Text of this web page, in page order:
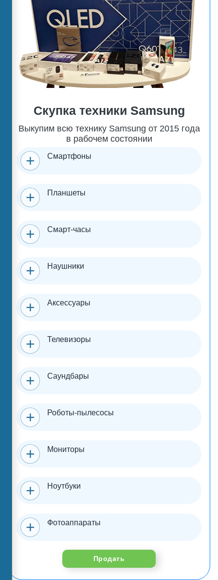
Скупка техники Samsung
Выкупим всю технику Samsung от 2015 года
в рабочем состоянии
Смартфоны
Планшеты
Смарт-часы
Наушники
Аксессуары
Телевизоры
Саундбары
Роботы-пылесосы
Мониторы
Ноутбуки
Фотоаппараты
Продать